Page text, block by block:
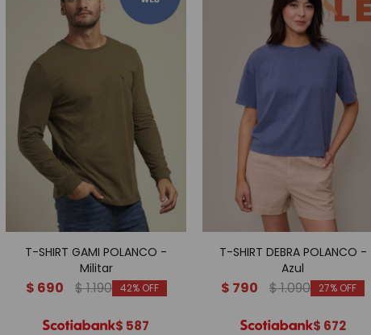
T-SHIRT GAMI POLANCO -
Militar
$ 690 $1.190 42
$ 587
T-SHIRT DEBRA POLANCO -
Azul
$ 790 $1.090 27
$ 672